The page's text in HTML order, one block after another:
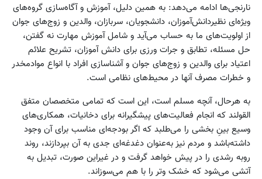
نارنجی‌ها ادامه می‌دهد: به همین دلیل، آموزش و آگاه‌سازی‌ گروه‌های
ویژه‌ای نظیردانش‌آموزان، دانشجویان، سربازان، والدین و زوج‌های جوان
از اولویت‌های ما به حساب می‌آید و شامل آموزش مهارت نه گفتن،
حل مسئله، تطابق و جرات ورزی برای دانش آموزان، تشریح علائم
اعتیاد برای والدین و زوج‌های جوان و آشناسازی افراد با انواع مواد‌مخدر
و خطرات مصرف آنها در محیط‌های نظامی است.
به هرحال، آنچه مسلم است، این است که تمامی متخصصان متفق
القولند که انجام فعالیت‌های پیشگیرانه برای دخانیات، همکاری‌های
وسیع بینِ بخشی را می‌طلبد که اگر بودجه‌ای مناسب برای آن وجود
داشته‌باشد و مردم نیز به‌عنوان دغدغه‌ای جدی به آن بپردازند، روند
روبه رشدی را در پیش خواهد گرفت و در غیراین صورت، تبدیل به
آتشی می‌شود که خشک و‌تر را با هم می‌سوزاند.